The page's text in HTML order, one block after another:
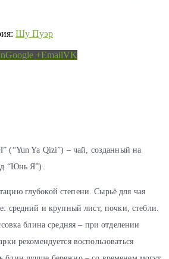
Шу Пуэр
Google +EmailVK
(“Yun Ya Qizi”) – чай, созданный на
“Юнь Я”).
глубокой степени. Сырьё для чая
средний и крупный лист, почки, стебли.
блина средняя – при отделении
рекомендуется воспользоваться